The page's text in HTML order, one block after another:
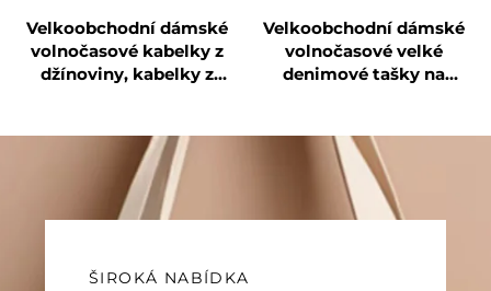
Velkoobchodní dámské
volnočasové kabelky z
džínoviny, kabelky z
Velkoobchodní dámské
volnočasové velké
denimové tašky na
ŠIROKÁ NABÍDKA